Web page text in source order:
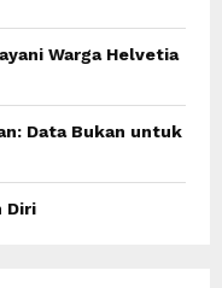
Warga Helvetia
Data Bukan untuk
Diri